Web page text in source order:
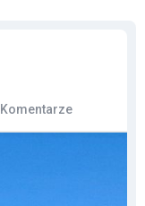
Komentarze